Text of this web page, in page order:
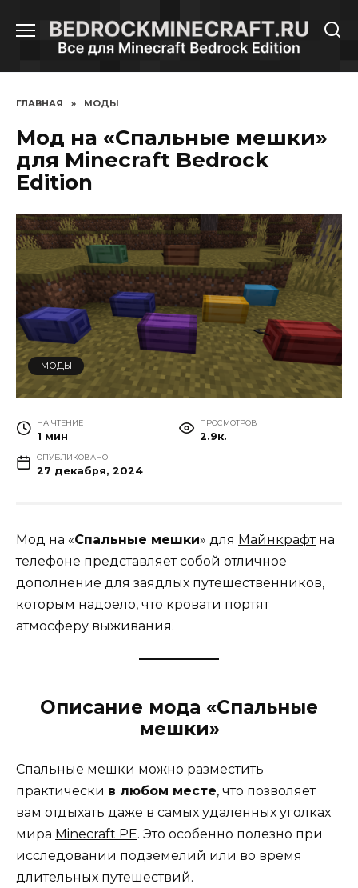
содержанию
ГЛАВНАЯ » МОДЫ
Мод на «Спальные мешки»
для Minecraft Bedrock
Edition
МОДЫ
НА ЧТЕНИЕ
1 мин
ПРОСМОТРОВ
2.9к.
ОПУБЛИКОВАНО
27 декабря, 2024
Мод на «Спальные мешки» для Майнкрафтна
телефоне представляет собой отличное
дополнение для заядлых путешественников,
которым надоело, что кровати портят
атмосферу выживания.
Описание мода «Спальные
мешки»
Спальные мешки можно разместить
практически в любом месте, что позволяет
вам отдыхать даже в самых удаленных уголках
мира Minecraft PE. Это особенно полезно при
исследовании подземелий или во время
длительных путешествий.